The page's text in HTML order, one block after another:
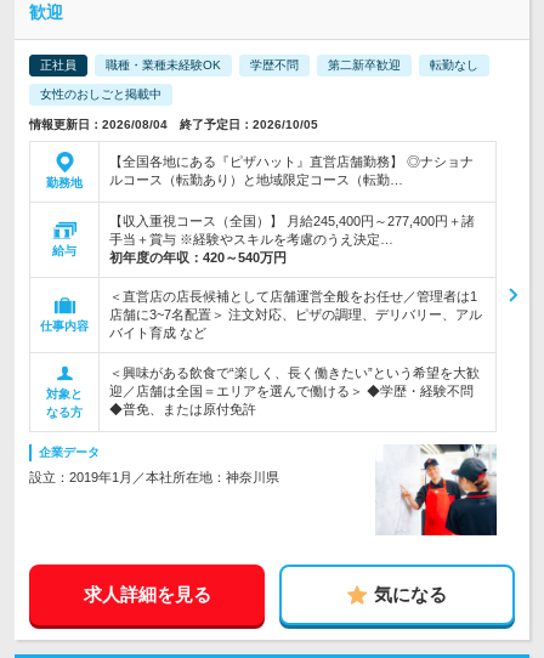
歓迎
正社員 職種・業種未経験OK 学歴不問 第二新卒歓迎 転勤なし
女性のおしごと掲載中
情報更新日：2026/08/04 終了予定日：2026/10/05
勤務地
【全国各地にある『ピザハット』直営店舗勤務】 ◎ナショナ
ルコース（転勤あり）と地域限定コース（転勤…
給与
【収入重視コース（全国）】 月給245,400円～277,400円＋諸
手当＋賞与 ※経験やスキルを考慮のうえ決定…
初年度の年収： 420～540万円
仕事内容
＜直営店の店長候補として店舗運営全般をお任せ／管理者は1
店舗に3~7名配置＞ 注文対応、ピザの調理、デリバリー、アル
バイト育成 など
対象と
なる方
＜興味がある飲食で“楽しく、長く働きたい”という希望を大歓
迎／店舗は全国＝エリアを選んで働ける＞ ◆学歴・経験不問
◆普免、または原付免許
企業データ
設立：2019年1月／本社所在地：神奈川県
求人詳細を見る 気になる